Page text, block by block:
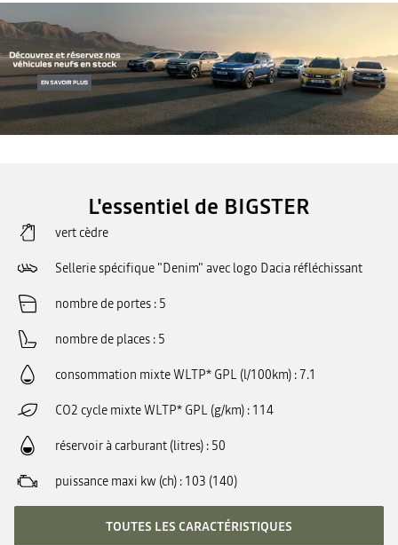
L'essentiel de BIGSTER
vert cèdre
Sellerie spécifique "Denim" avec logo Dacia réfléchissant
nombre de portes 5
nombre de places 5
consommation mixte WLTP* GPL (l/100km) 7.1
CO2 cycle mixte WLTP* GPL (g/km) 114
réservoir à carburant (litres) 50
puissance maxi kw (ch) 103 (140)
TOUTES LES CARACTÉRISTIQUES